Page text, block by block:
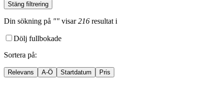
Stäng filtrering
Din sökning på "" visar216 resultat i
Dölj fullbokade
Sortera på:
Relevans A-Ö Startdatum Pris